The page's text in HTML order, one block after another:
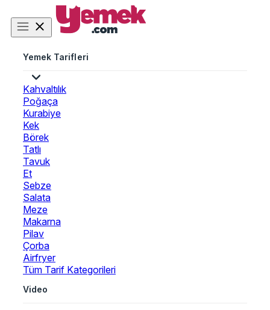
Yemek Tarifleri
Kahvaltılık
Poğaça
Kurabiye
Kek
Börek
Tatlı
Tavuk
Et
Sebze
Salata
Meze
Makarna
Pilav
Çorba
Airfryer
Tüm Tarif Kategorileri
Video